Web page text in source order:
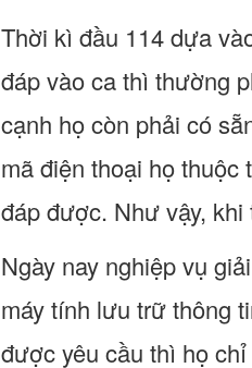
Thời kì đầu 114 dựa
đáp vào ca thì thường
cạnh họ còn phải có
mã điện thoại họ thuộc
đáp được. Như vậy,
Ngày nay nghiệp vụ
máy tính lưu trữ thông
được yêu cầu thì họ